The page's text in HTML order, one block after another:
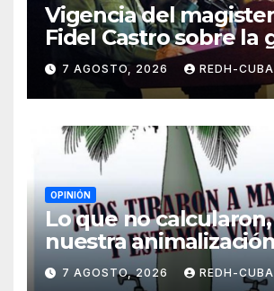
Vigencia del
Fidel Castro sobre la
del liderazgo
Por Jorge Luís Guach
7 AGOSTO, 2026 REDH-CUBA
OPINIÓN
Lo que no calcularon,
nuestra
Laidi Fernández de
7 AGOSTO, 2026 REDH-CUBA